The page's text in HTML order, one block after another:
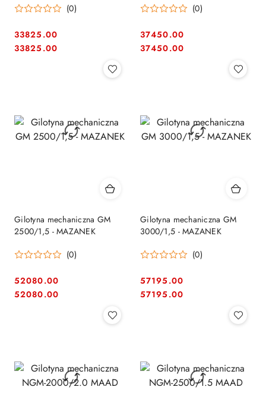
(0)
Cena:
33825.00
Cena:
33825.00
(0)
Cena:
37450.00
Cena:
37450.00
Gilotyna mechaniczna GM
2500/1,5 - MAZANEK
(0)
Cena:
52080.00
Cena:
52080.00
Gilotyna mechaniczna GM
3000/1,5 - MAZANEK
(0)
Cena:
57195.00
Cena:
57195.00